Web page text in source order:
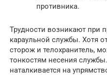
противника.
Трудности возникают при
караульной службы. Хотя
сторож и телохранитель,
тонкостям несения
наталкивается на